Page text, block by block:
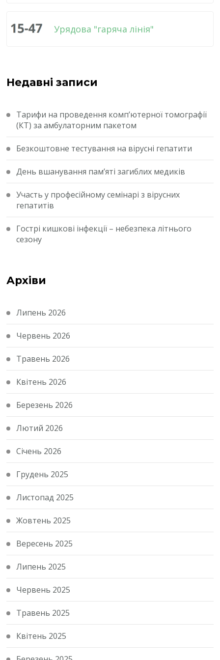
Урядова "гаряча лінія"
Недавні записи
Тарифи на проведення комп’ютерної томографії
(КТ) за амбулаторним пакетом
Безкоштовне тестування на вірусні гепатити
День вшанування пам’яті загиблих медиків
Участь у професійному семінарі з вірусних
гепатитів
Гострі кишкові інфекції – небезпека літнього
сезону
Архіви
Липень 2026
Червень 2026
Травень 2026
Квітень 2026
Березень 2026
Лютий 2026
Січень 2026
Грудень 2025
Листопад 2025
Жовтень 2025
Вересень 2025
Липень 2025
Червень 2025
Травень 2025
Квітень 2025